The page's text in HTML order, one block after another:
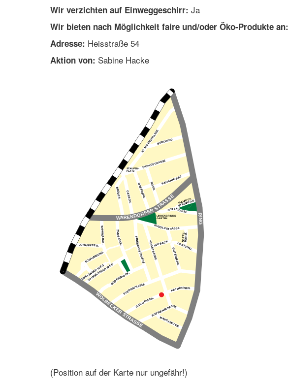
Wir verzichten auf Einweggeschirr: Ja
Wir bieten nach Möglichkeit faire und/oder Öko-Produkte an:
Adresse: Heisstraße 54
Aktion von: Sabine Hacke
(Position auf der Karte nur ungefähr!)